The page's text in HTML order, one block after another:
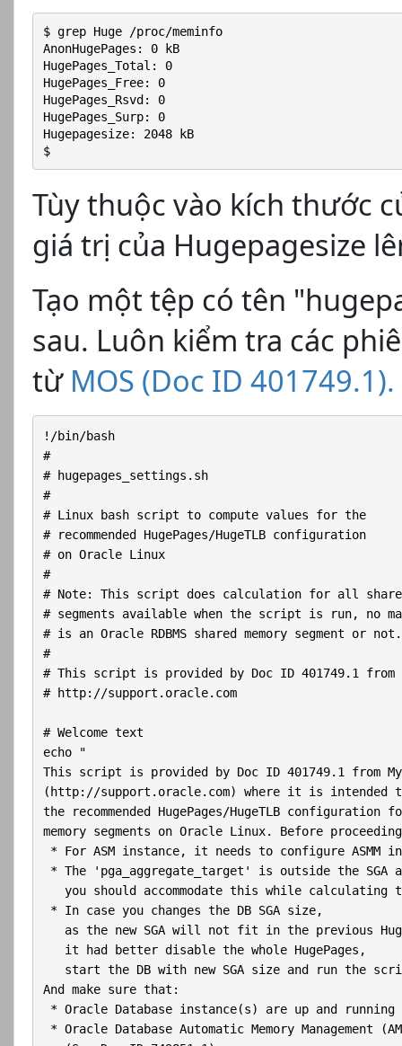
$ grep Huge /proc/meminfo
AnonHugePages: 0 kB
HugePages_Total: 0
HugePages_Free: 0
HugePages_Rsvd: 0
HugePages_Surp: 0
Hugepagesize: 2048 kB
$
Tùy thuộc vào kích thước
giá trị của Hugepagesize
Tạo một tệp có tên
sau. Luôn kiểm tra các
từ MOS (Doc ID 401749.1).
!/bin/bash
#
# hugepages_settings.sh
#
# Linux bash script to compute values for the
# recommended HugePages/HugeTLB configuration
# on Oracle Linux
#
# Note: This script does calculation for all shared
# segments available when the script is run, no
# is an Oracle RDBMS shared memory segment or not.
#
# This script is provided by Doc ID 401749.1 from
# http://support.oracle.com
# Welcome text
echo "
This script is provided by Doc ID 401749.1 from
(http://support.oracle.com) where it is intended
the recommended HugePages/HugeTLB
memory segments on Oracle Linux. Before
* For ASM instance, it needs to configure ASMM
* The 'pga_aggregate_target' is outside the SGA
you should accommodate this while calculating
* In case you changes the DB SGA size,
as the new SGA will not fit in the previous
   it had better disable the whole HugePages,
start the DB with new SGA size and run the
And make sure that:
* Oracle Database instance(s) are up and running
* Oracle Database Automatic Memory Management